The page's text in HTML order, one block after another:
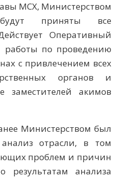
МСХ, Министерством
приняты все
Оперативный
по проведению
с привлечением всех
органов и
заместителей акимов
Министерством был
отрасли, в том
проблем и причин
результатам анализа